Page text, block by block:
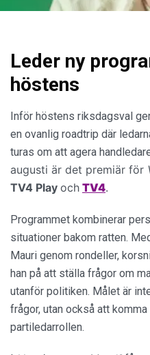
Leder ny
höstens
Inför höstens riksdagsval
en ovanlig roadtrip där
turas om att agera
augusti är det premiär för
TV4 Play och TV4.
Programmet kombinerar
situationer bakom ratten.
Mauri genom rondeller,
han på att ställa frågor om
utanför politiken. Målet är
frågor, utan också att
partiledarrollen.